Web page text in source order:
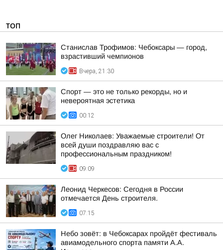
ТОП
Станислав Трофимов: Чебоксары — город,
взрастивший чемпионов
Вчера, 21:30
Спорт — это не только рекорды, но и
невероятная эстетика
00:12
Олег Николаев: Уважаемые строители! От
всей души поздравляю вас с
профессиональным праздником!
09:09
Леонид Черкесов: Сегодня в России
отмечается День строителя.
07:15
Небо зовёт: в Чебоксарах пройдёт фестиваль
авиамодельного спорта памяти А.А.